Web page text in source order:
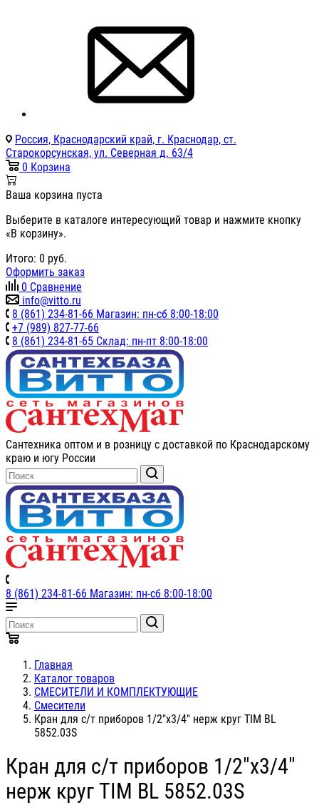
Россия, Краснодарский край, г. Краснодар, ст.
Старокорсунская, ул. Северная д. 63/4
0 Корзина
Ваша корзина пуста
Выберите в каталоге интересующий товар и нажмите кнопку
«В корзину».
Итого: 0 руб.
Оформить заказ
0 Сравнение
info@vitto.ru
8 (861) 234-81-66 Магазин: пн-сб 8:00-18:00
+7 (989) 827-77-66
8 (861) 234-81-65 Склад: пн-пт 8:00-18:00
Сантехника оптом и в розницу с доставкой по Краснодарскому
краю и югу России
8 (861) 234-81-66 Магазин: пн-сб 8:00-18:00
Главная
Каталог товаров
СМЕСИТЕЛИ И КОМПЛЕКТУЮЩИЕ
Смесители
Кран для с/т приборов 1/2"х3/4" нерж круг TIM BL
5852.03S
Кран для с/т приборов 1/2"х3/4"
нерж круг TIM BL 5852.03S